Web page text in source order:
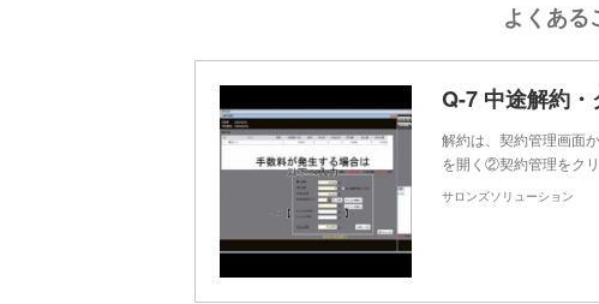
よくある
解約は、契約管理画面
を開く②契約管理をク
サロンズソリューション